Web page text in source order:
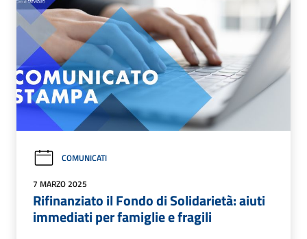
COMUNICATI
7 MARZO 2025
Rifinanziato il Fondo di Solidarietà: aiuti
immediati per famiglie e fragili